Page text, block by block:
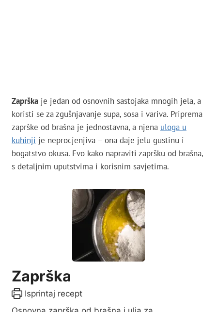
Zaprška je jedan od osnovnih sastojaka mnogih jela, a
koristi se za zgušnjavanje supa, sosa i variva. Priprema
zaprške od brašna je jednostavna, a njena uloga u
kuhinji je neprocjenjiva – ona daje jelu gustinu i
bogatstvo okusa. Evo kako napraviti zapršku od brašna,
s detaljnim uputstvima i korisnim savjetima.
Zaprška
Isprintaj recept